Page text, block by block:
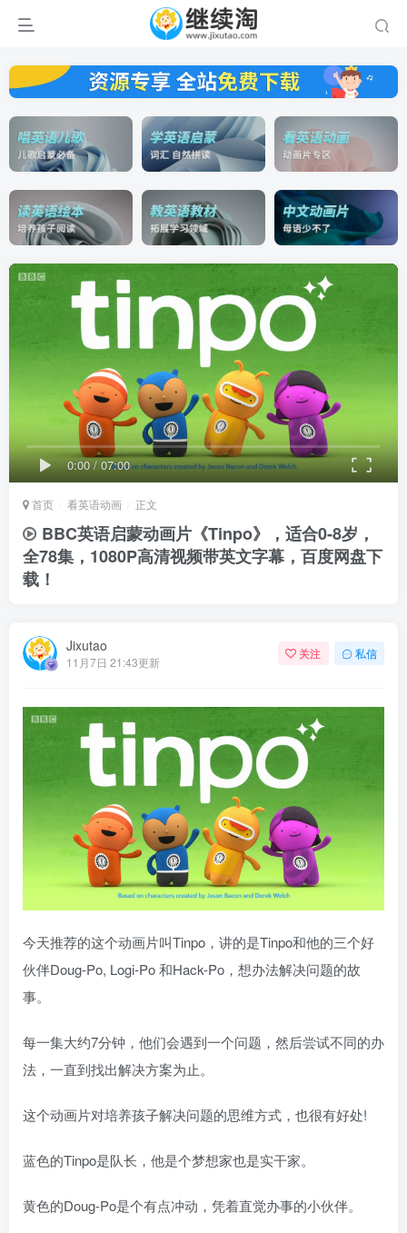
0:00/07:00
首页 看英语动画 正文
BBC英语启蒙动画片《Tinpo》，适合0-8岁，
全78集，1080P高清视频带英文字幕，百度网盘下
载！
Jixutao
11月7日 21:43更新
关注 私信
今天推荐的这个动画片叫Tinpo，讲的是Tinpo和他的三个好
伙伴Doug-Po, Logi-Po 和Hack-Po，想办法解决问题的故
事。
每一集大约7分钟，他们会遇到一个问题，然后尝试不同的办
法，一直到找出解决方案为止。
这个动画片对培养孩子解决问题的思维方式，也很有好处!
蓝色的Tinpo是队长，他是个梦想家也是实干家。
黄色的Doug-Po是个有点冲动，凭着直觉办事的小伙伴。